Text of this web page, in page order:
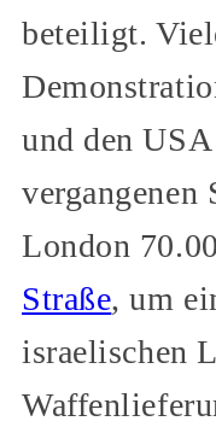
beteiligt.
und den
vergangenen
London
Straße, um
israelischen